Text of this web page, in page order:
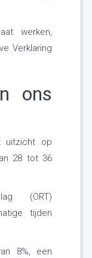
werken,
Verklaring
ons
uitzicht op
28 tot 36
(ORT)
tijden
8%, een